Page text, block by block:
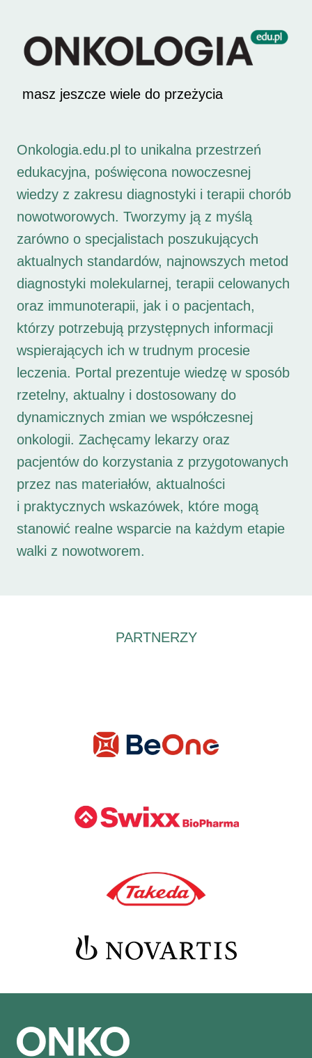
masz jeszcze wiele do przeżycia
Onkologia.edu.pl to unikalna przestrzeń
edukacyjna, poświęcona nowoczesnej
wiedzy z zakresu diagnostyki i terapii chorób
nowotworowych. Tworzymy ją z myślą
zarówno o specjalistach poszukujących
aktualnych standardów, najnowszych metod
diagnostyki molekularnej, terapii celowanych
oraz immunoterapii, jak i o pacjentach,
którzy potrzebują przystępnych informacji
wspierających ich w trudnym procesie
leczenia. Portal prezentuje wiedzę w sposób
rzetelny, aktualny i dostosowany do
dynamicznych zmian we współczesnej
onkologii. Zachęcamy lekarzy oraz
pacjentów do korzystania z przygotowanych
przez nas materiałów, aktualności
i praktycznych wskazówek, które mogą
stanowić realne wsparcie na każdym etapie
walki z nowotworem.
PARTNERZY